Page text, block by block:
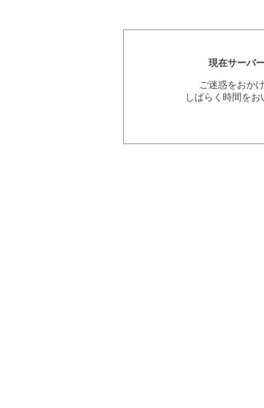
現在サーバ
ご迷惑をおか
しばらく時間を